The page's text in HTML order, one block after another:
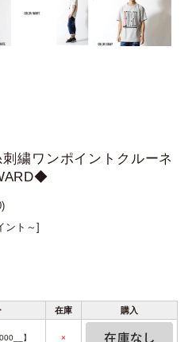
繍ワンポイントクルーネ
ント～]
在庫 購入
】 ×